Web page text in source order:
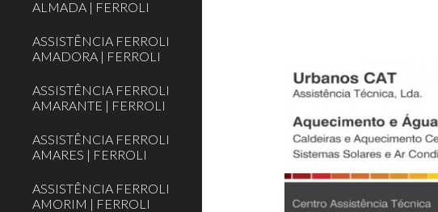
ALMADA | FERROLI
ASSISTÊNCIA FERROLI
AMADORA | FERROLI
ASSISTÊNCIA FERROLI
AMARANTE | FERROLI
ASSISTÊNCIA FERROLI
AMARES | FERROLI
ASSISTÊNCIA FERROLI
AMORIM | FERROLI